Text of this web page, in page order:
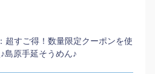
超すご得！数量限定クーポンを使
島原手延そうめん♪